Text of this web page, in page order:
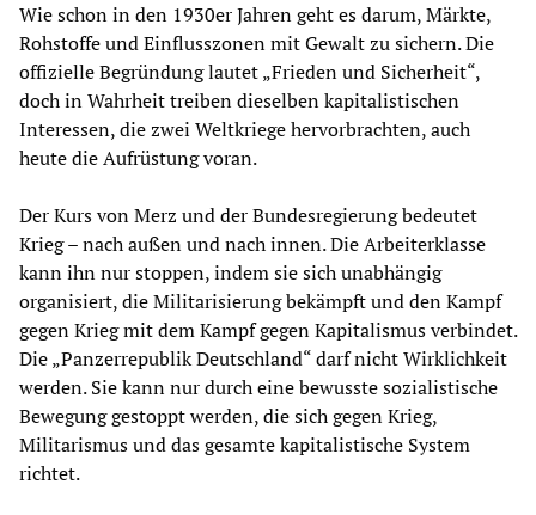
Wie schon in den 1930er Jahren geht es darum, Märkte,
Rohstoffe und Einflusszonen mit Gewalt zu sichern. Die
offizielle Begründung lautet „Frieden und Sicherheit“,
doch in Wahrheit treiben dieselben kapitalistischen
Interessen, die zwei Weltkriege hervorbrachten, auch
heute die Aufrüstung voran.
Der Kurs von Merz und der Bundesregierung bedeutet
Krieg – nach außen und nach innen. Die Arbeiterklasse
kann ihn nur stoppen, indem sie sich unabhängig
organisiert, die Militarisierung bekämpft und den Kampf
gegen Krieg mit dem Kampf gegen Kapitalismus verbindet.
Die „Panzerrepublik Deutschland“ darf nicht Wirklichkeit
werden. Sie kann nur durch eine bewusste sozialistische
Bewegung gestoppt werden, die sich gegen Krieg,
Militarismus und das gesamte kapitalistische System
richtet.